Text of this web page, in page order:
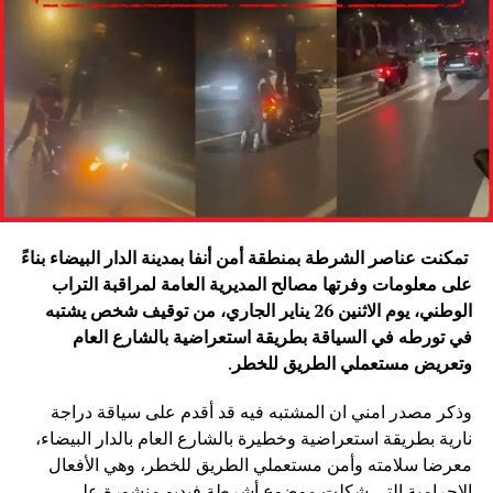
تمكنت عناصر الشرطة بمنطقة أمن أنفا بمدينة الدار البيضاء بناءً
على معلومات وفرتها مصالح المديرية العامة لمراقبة التراب
الوطني، يوم الاثنين 26 يناير الجاري، من توقيف شخص يشتبه
في تورطه في السياقة بطريقة استعراضية بالشارع العام
وتعريض مستعملي الطريق للخطر .
وذكر مصدر امني ان المشتبه فيه قد أقدم على سياقة دراجة
نارية بطريقة استعراضية وخطيرة بالشارع العام بالدار البيضاء،
معرضا سلامته وأمن مستعملي الطريق للخطر، وهي الأفعال